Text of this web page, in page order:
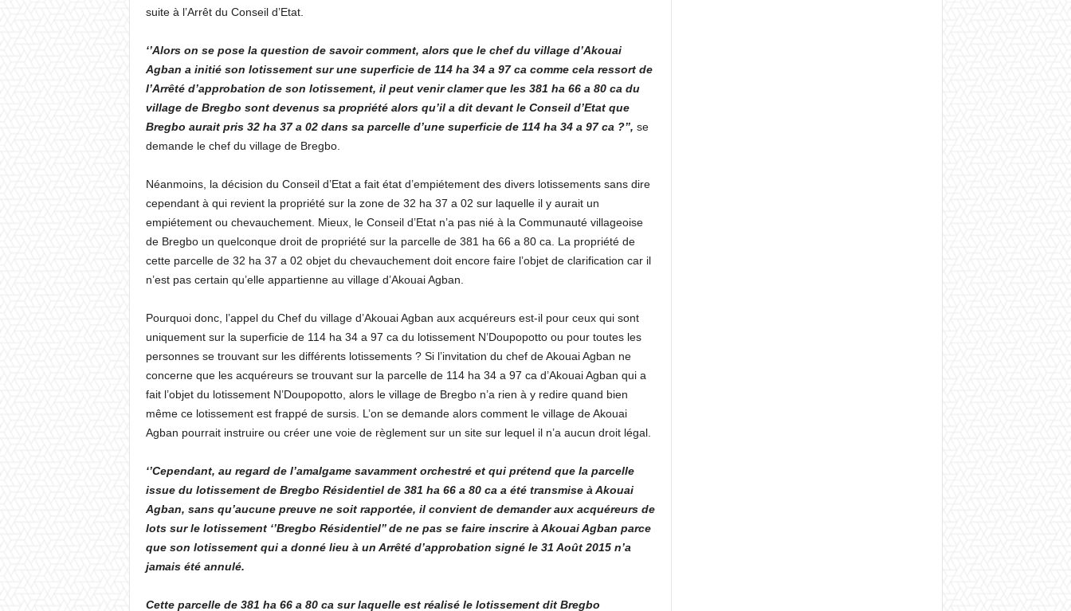
suite à l’Arrêt du Conseil d’Etat.
‘’Alors on se pose la question de savoir comment, alors que le chef du village d’Akouai
Agban a initié son lotissement sur une superficie de 114 ha 34 a 97 ca comme cela ressort de
l’Arrêté d’approbation de son lotissement, il peut venir clamer que les 381 ha 66 a 80 ca du
village de Bregbo sont devenus sa propriété alors qu’il a dit devant le Conseil d’Etat que
Bregbo aurait pris 32 ha 37 a 02 dans sa parcelle d’une superficie de 114 ha 34 a 97 ca ?’’, se
demande le chef du village de Bregbo.
Néanmoins, la décision du Conseil d’Etat a fait état d’empiétement des divers lotissements sans dire
cependant à qui revient la propriété sur la zone de 32 ha 37 a 02 sur laquelle il y aurait un
empiétement ou chevauchement. Mieux, le Conseil d’Etat n’a pas nié à la Communauté villageoise
de Bregbo un quelconque droit de propriété sur la parcelle de 381 ha 66 a 80 ca. La propriété de
cette parcelle de 32 ha 37 a 02 objet du chevauchement doit encore faire l’objet de clarification car il
n’est pas certain qu’elle appartienne au village d’Akouai Agban.
Pourquoi donc, l’appel du Chef du village d’Akouai Agban aux acquéreurs est-il pour ceux qui sont
uniquement sur la superficie de 114 ha 34 a 97 ca du lotissement N’Doupopotto ou pour toutes les
personnes se trouvant sur les différents lotissements ? Si l’invitation du chef de Akouai Agban ne
concerne que les acquéreurs se trouvant sur la parcelle de 114 ha 34 a 97 ca d’Akouai Agban qui a
fait l’objet du lotissement N’Doupopotto, alors le village de Bregbo n’a rien à y redire quand bien
même ce lotissement est frappé de sursis. L’on se demande alors comment le village de Akouai
Agban pourrait instruire ou créer une voie de règlement sur un site sur lequel il n’a aucun droit légal.
‘’Cependant, au regard de l’amalgame savamment orchestré et qui prétend que la parcelle
issue du lotissement de Bregbo Résidentiel de 381 ha 66 a 80 ca a été transmise à Akouai
Agban, sans qu’aucune preuve ne soit rapportée, il convient de demander aux acquéreurs de
lots sur le lotissement ‘’Bregbo Résidentiel’’ de ne pas se faire inscrire à Akouai Agban parce
que son lotissement qui a donné lieu à un Arrêté d’approbation signé le 31 Août 2015 n’a
jamais été annulé.
Cette parcelle de 381 ha 66 a 80 ca sur laquelle est réalisé le lotissement dit Bregbo